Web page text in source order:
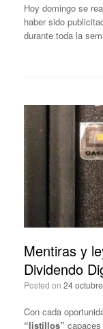
Hoy domingo se
haber sido
durante toda la
Mentiras y
Dividendo
Posted on 24
Con cada
“listillos”